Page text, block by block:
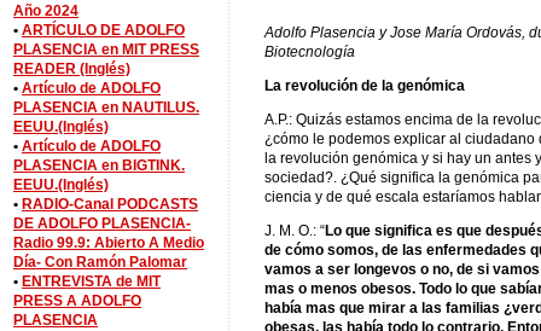
Adolfo Plasencia y Jose María Ordovás,
Biotecnología
La revolución de la genómica
A.P.: Quizás estamos encima de la
¿cómo le podemos explicar al
la revolución genómica y si hay un
sociedad?. ¿Qué significa la genómica
ciencia y de qué escala estaríamos
J. M. O.: “Lo que significa es que
de cómo somos, de las enfermedades
vamos a ser longevos o no, de si
mas o menos obesos. Todo lo que
había mas que mirar a las familias
obesas, las había todo lo contrario.
Año 2024
• ARTÍCULO DE ADOLFO
PLASENCIA en MIT PRESS
READER (Inglés)
• Artículo de ADOLFO
PLASENCIA en NAUTILUS.
EEUU.(Inglés)
• Artículo de ADOLFO
PLASENCIA en BIGTINK.
EEUU.(Inglés)
• RADIO-Canal PODCASTS
DE ADOLFO PLASENCIA-
Radio 99.9: Abierto A Medio
Día- Con Ramón Palomar
• ENTREVISTA de MIT
PRESS A ADOLFO
PLASENCIA